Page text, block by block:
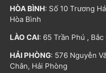
HÒA BÌNH: Số 10 Trương
Hòa Bình
LÀO CAI: 65 Trần Phú ,
HẢI PHÒNG: 576 Nguyễn
Chân, Hải Phòng